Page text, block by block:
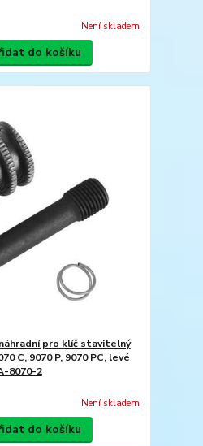
Není skladem
do košíku
pro klíč stavitelný
C, 9070 P, 9070 PC, levé
8070-2
Není skladem
do košíku